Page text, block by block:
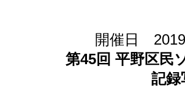
開催日
第45回 平野区民
記録